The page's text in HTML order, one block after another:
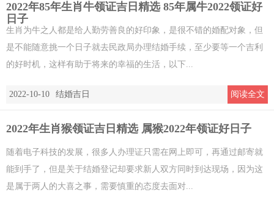
2022年85年生肖牛领证吉日精选 85年属牛2022领证好
日子
生肖为牛之人都是给人勤劳善良的好印象，是很不错的婚配对象，但
是不能随意挑一个日子就去民政局办理结婚手续，至少要等一个吉利
的好时机，这样有助于将来的幸福的生活，以下...
2022-10-10 结婚吉日 阅读全文
2022年生肖猴领证吉日精选 属猴2022年领证好日子
随着电子科技的发展，很多人办理证只需在网上即可，再通过邮寄就
能到手了，但是关于结婚登记却要求新人双方同时到达现场，因为这
是属于两人的大喜之事，需要慎重的态度去面对...